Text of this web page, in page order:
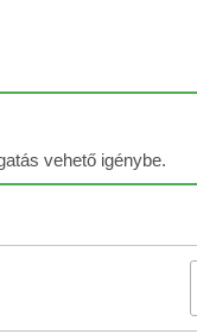
vehető igénybe.